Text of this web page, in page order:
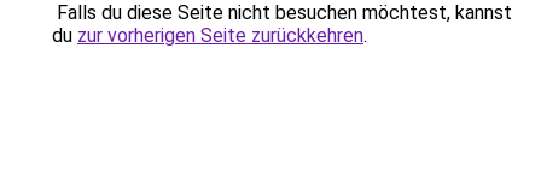
Falls du diese Seite nicht besuchen möchtest, kannst
du zur vorherigen Seite zurückkehren.